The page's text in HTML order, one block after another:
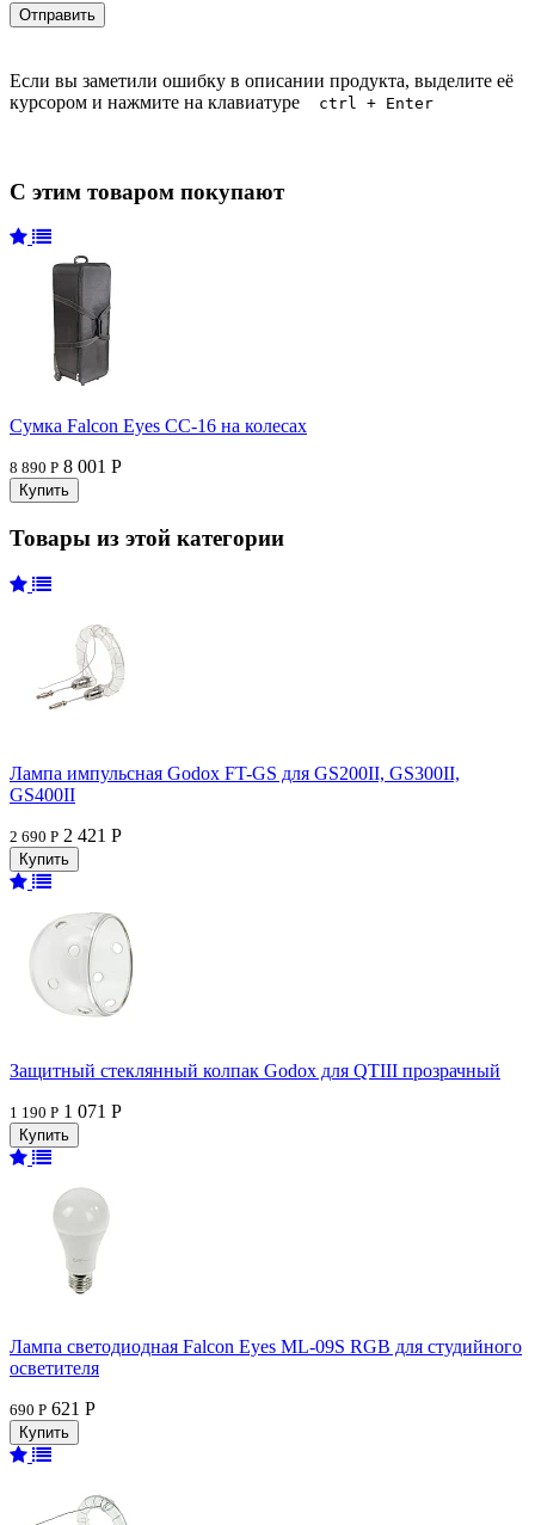
Если вы заметили ошибку в описании продукта, выделите её
курсором и нажмите на клавиатуре
ctrl + Enter
С этим товаром покупают
Сумка Falcon Eyes CC-16 на колесах
8 890 Р 8 001 Р
Товары из этой категории
Лампа импульсная Godox FT-GS для GS200II, GS300II,
GS400II
2 690 Р 2 421 Р
Защитный стеклянный колпак Godox для QTIII прозрачный
1 190 Р 1 071 Р
Лампа светодиодная Falcon Eyes ML-09S RGB для студийного
осветителя
690 Р 621 Р